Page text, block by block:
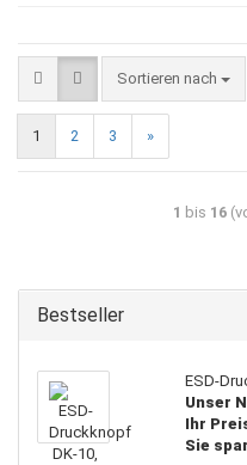
Sortieren nach
1 2 3 »
1 bis 16
Bestseller
ESD-
Unser
Ihr
Sie